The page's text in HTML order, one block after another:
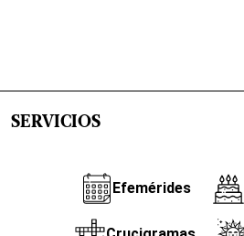
SERVICIOS
Efemérides